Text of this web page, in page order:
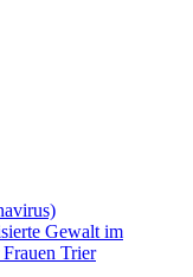
Gewalt im
Trier